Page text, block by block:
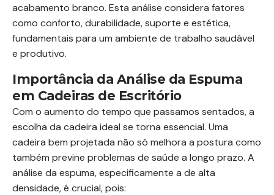
acabamento branco. Esta análise considera fatores
como conforto, durabilidade, suporte e estética,
fundamentais para um ambiente de trabalho saudável
e produtivo.
Importância da Análise da Espuma
em Cadeiras de Escritório
Com o aumento do tempo que passamos sentados, a
escolha da cadeira ideal se torna essencial. Uma
cadeira bem projetada não só melhora a postura como
também previne problemas de saúde a longo prazo. A
análise da espuma, especificamente a de alta
densidade, é crucial, pois: